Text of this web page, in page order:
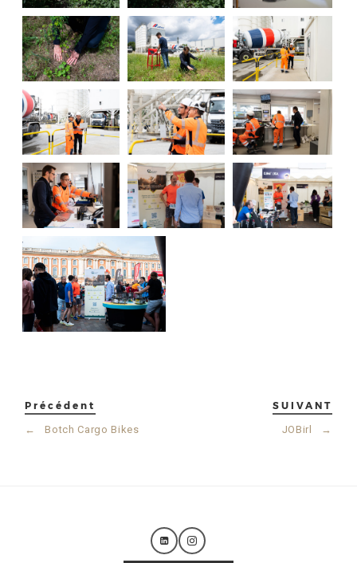
Précédent
← Botch Cargo Bikes
SUIVANT
JOBirl →